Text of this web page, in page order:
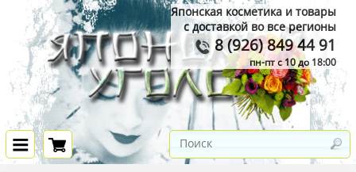
Японская косметика и товары
с доставкой во все регионы
8 (926) 849 44 91
пн-пт с 10 до 18:00